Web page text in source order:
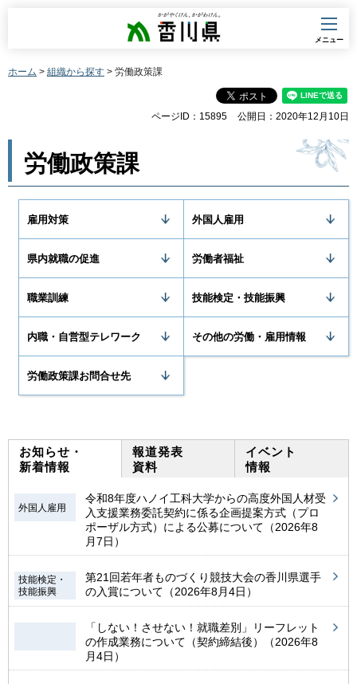
香川県
メニュー
ホーム > 組織から探す > 労働政策課
ページID：15895 公開日：2020年12月10日
労働政策課
雇用対策 外国人雇用
県内就職の促進 労働者福祉
職業訓練 技能検定・技能振興
内職・自営型テレワーク その他の労働・雇用情報
労働政策課お問合せ先
お知らせ・
新着情報
外国人雇用
令和8年度ハノイ工科大学からの高度外国人材受
入支援業務委託契約に係る企画提案方式（プロ
ポーザル方式）による公募について（2026年8
月7日）
技能検定・
技能振興
第21回若年者ものづくり競技大会の香川県選手
の入賞について（2026年8月4日）
「しない！させない！就職差別」リーフレット
の作成業務について（契約締結後）（2026年8
月4日）
報道発表
資料
イベント
情報